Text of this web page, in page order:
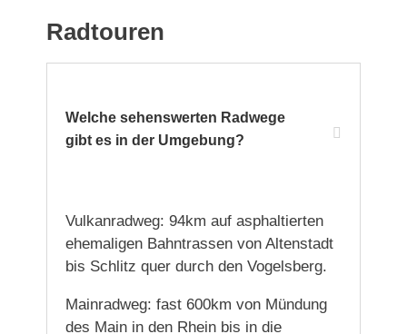
Radtouren
Welche sehenswerten Radwege
gibt es in der Umgebung?
Vulkanradweg: 94km auf asphaltierten
ehemaligen Bahntrassen von Altenstadt
bis Schlitz quer durch den Vogelsberg.
Mainradweg: fast 600km von Mündung
des Main in den Rhein bis in die